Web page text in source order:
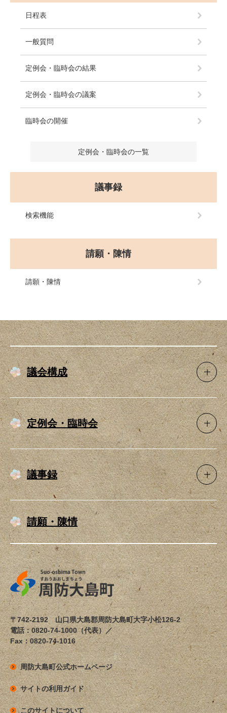
日程表
一般質問
定例会・臨時会の結果
定例会・臨時会の議案
臨時会の開催
定例会・臨時会の一覧
議事録
検索機能
請願・陳情
請願・陳情
議会構成
定例会・臨時会
議事録
請願・陳情
〒742-2192 山口県大島郡周防大島町大字小松126-2
電話：0820-74-1000（代表）／
Fax：0820-74-1016
周防大島町公式ホームページ
サイトの利用ガイド
このサイトについて